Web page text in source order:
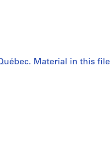
Material in this file